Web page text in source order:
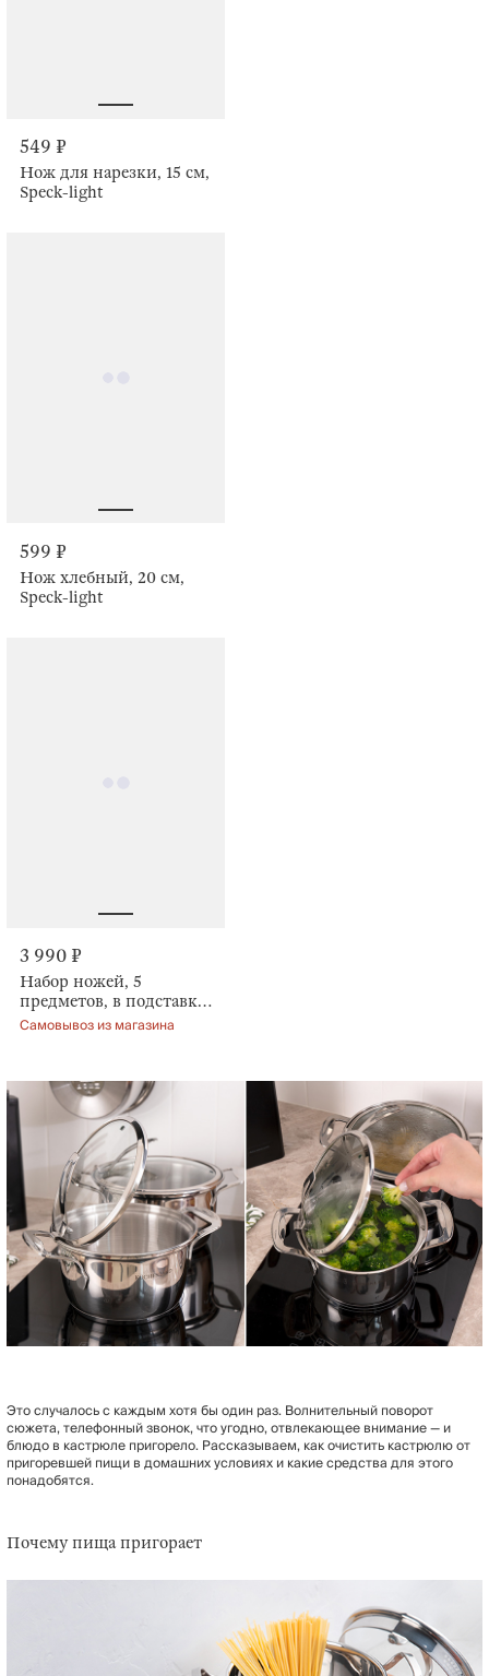
549 ₽
Нож для нарезки, 15 см,
Speck-light
599 ₽
Нож хлебный, 20 см,
Speck-light
3 990 ₽
Набор ножей, 5
предметов, в подставке,
Course
Самовывоз из магазина
Это случалось с каждым хотя бы один раз. Волнительный поворот
сюжета, телефонный звонок, что угодно, отвлекающее внимание — и
блюдо в кастрюле пригорело. Рассказываем, как очистить кастрюлю от
пригоревшей пищи в домашних условиях и какие средства для этого
понадобятся.
Почему пища пригорает